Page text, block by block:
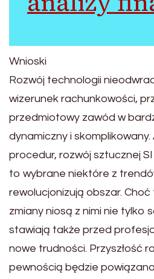
Wnioski
Rozwój technologii
wizerunek rachunkowości,
przedmiotowy zawód w
dynamiczny i
procedur, rozwój sztucznej
to wybrane niektóre z
rewolucjonizują obszar.
zmiany niosą z nimi nie tylko
stawiają także przed
nowe trudności. Przyszłość
pewnością będzie